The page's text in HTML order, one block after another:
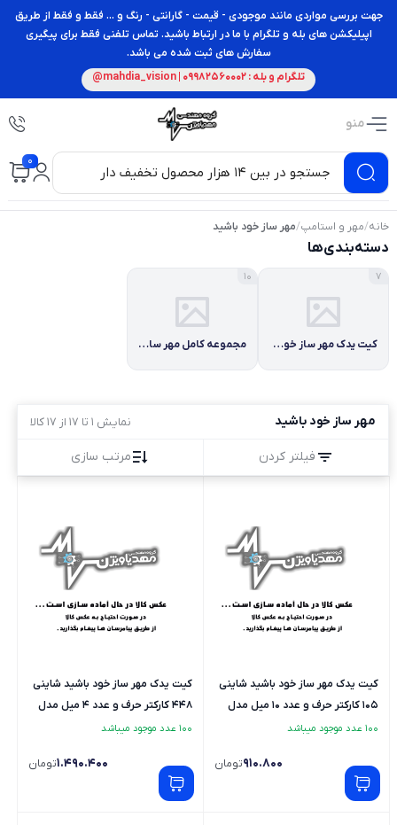
جهت بررسی مواردی مانند موجودی - قیمت - گارانتی - رنگ و ... فقط و فقط از طریق
اپیلیکشن های بله و تلگرام با ما در ارتباط باشید. تماس تلفنی فقط برای پیگیری
سفارش های ثبت شده می باشد.
تلگرام و بله : 09982560002 | mahdia_vision@
منو
0
خانه/مهر و استامپ/مهر ساز خود باشید
دسته‌بندی‌ها
7
کیت یدک مهر ساز خود باشید
10
مجموعه کامل مهر ساز خود باشید
مهر ساز خود باشید نمایش 1 تا 17 از 17 کالا
فیلتر کردن مرتب سازی
کیت یدک مهر ساز خود باشید شاینی
105 کارکتر حرف و عدد 10 میل مدل
S-648 - لاتین
100 عدد موجود میباشد
910.800تومان
کیت یدک مهر ساز خود باشید شاینی
448 کارکتر حرف و عدد 4 میل مدل
S-638/9 - فارسی
100 عدد موجود میباشد
1.490.400تومان